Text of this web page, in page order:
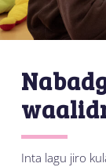
Inta lagu jiro